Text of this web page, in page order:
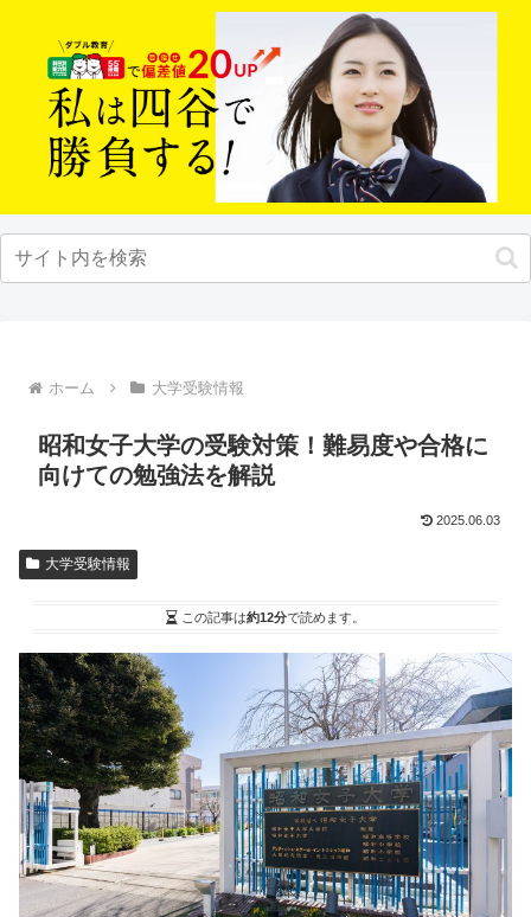
ホーム 大学受験情報
昭和女子大学の受験対策！難易度や合格に
向けての勉強法を解説
2025.06.03
大学受験情報
この記事は約12分で読めます。